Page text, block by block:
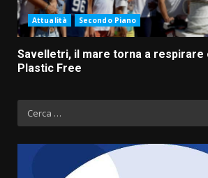
Attualità Secondo Piano
Savelletri, il mare torna a respirare
Plastic Free
Ricerca
per: